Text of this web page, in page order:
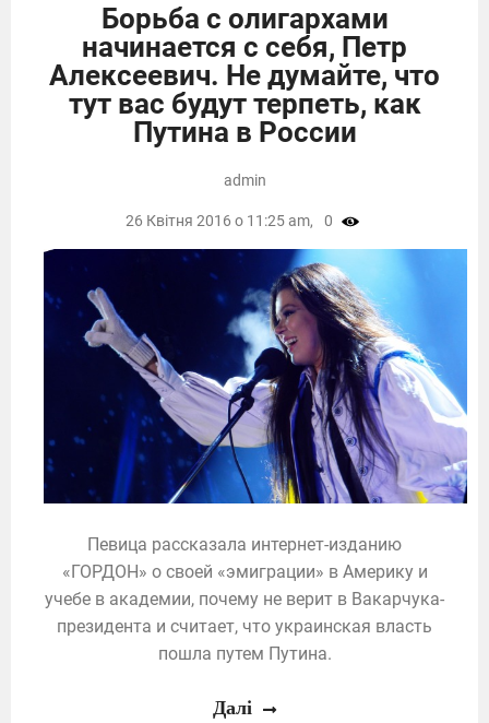
Борьба с олигархами
начинается с себя, Петр
Алексеевич. Не думайте, что
тут вас будут терпеть, как
Путина в России
Певица рассказала интернет-изданию
«ГОРДОН» о своей «эмиграции» в Америку и
учебе в академии, почему не верит в Вакарчука-
президента и считает, что украинская власть
пошла путем Путина.
admin
26 Квітня 2016 о 11:25 am, 0
Далі